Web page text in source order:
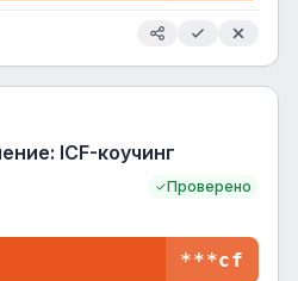
ICF-коучинг
Проверено
***cf